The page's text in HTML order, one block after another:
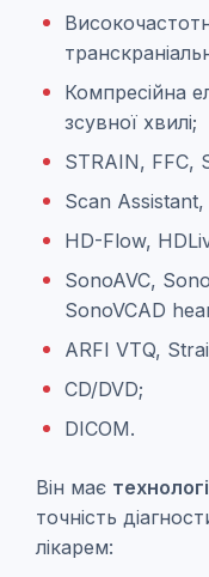
Компресійна
зсувної хвилі;
STRAIN, FFC,
Scan
HD-Flow,
SonoAVC,
SonoVCAD
ARFI VTQ,
CD/DVD;
DICOM.
Він має
точність
лікарем: